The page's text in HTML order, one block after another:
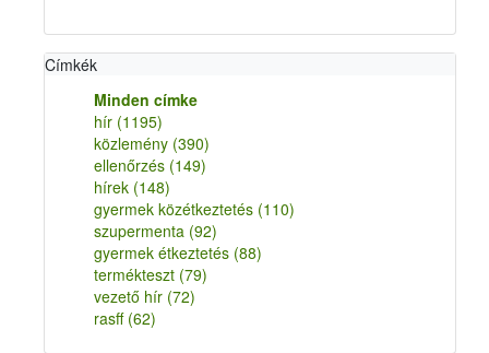
Címkék
Minden címke
hír (1195)
közlemény (390)
ellenőrzés (149)
hírek (148)
gyermek közétkeztetés (110)
szupermenta (92)
gyermek étkeztetés (88)
termékteszt (79)
vezető hír (72)
rasff (62)